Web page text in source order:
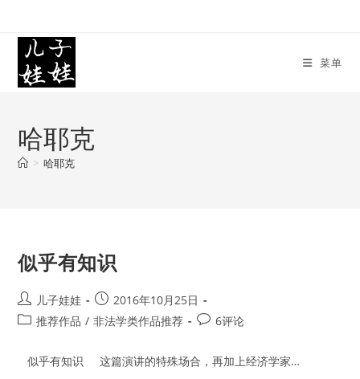
content
菜单
哈耶克
> 哈耶克
似乎有知识
Post
author:
儿子娃娃
Post
published:
2016年10月25日
Post推荐作品 / 非法学类作品推荐
Post6评论
似乎有知识 这篇演讲的特殊场合，再加上经济学家…